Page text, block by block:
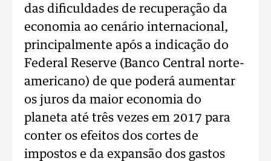
das dificuldades de recuperação da
economia ao cenário internacional,
principalmente após a indicação do
Federal Reserve (Banco Central norte-
americano) de que poderá aumentar
os juros da maior economia do
planeta até três vezes em 2017 para
conter os efeitos dos cortes de
impostos e da expansão dos gastos